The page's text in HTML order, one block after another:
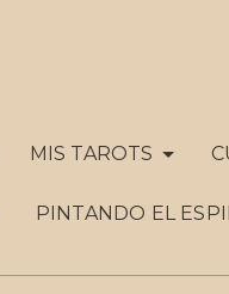
MIS TAROTS
PINTANDO EL